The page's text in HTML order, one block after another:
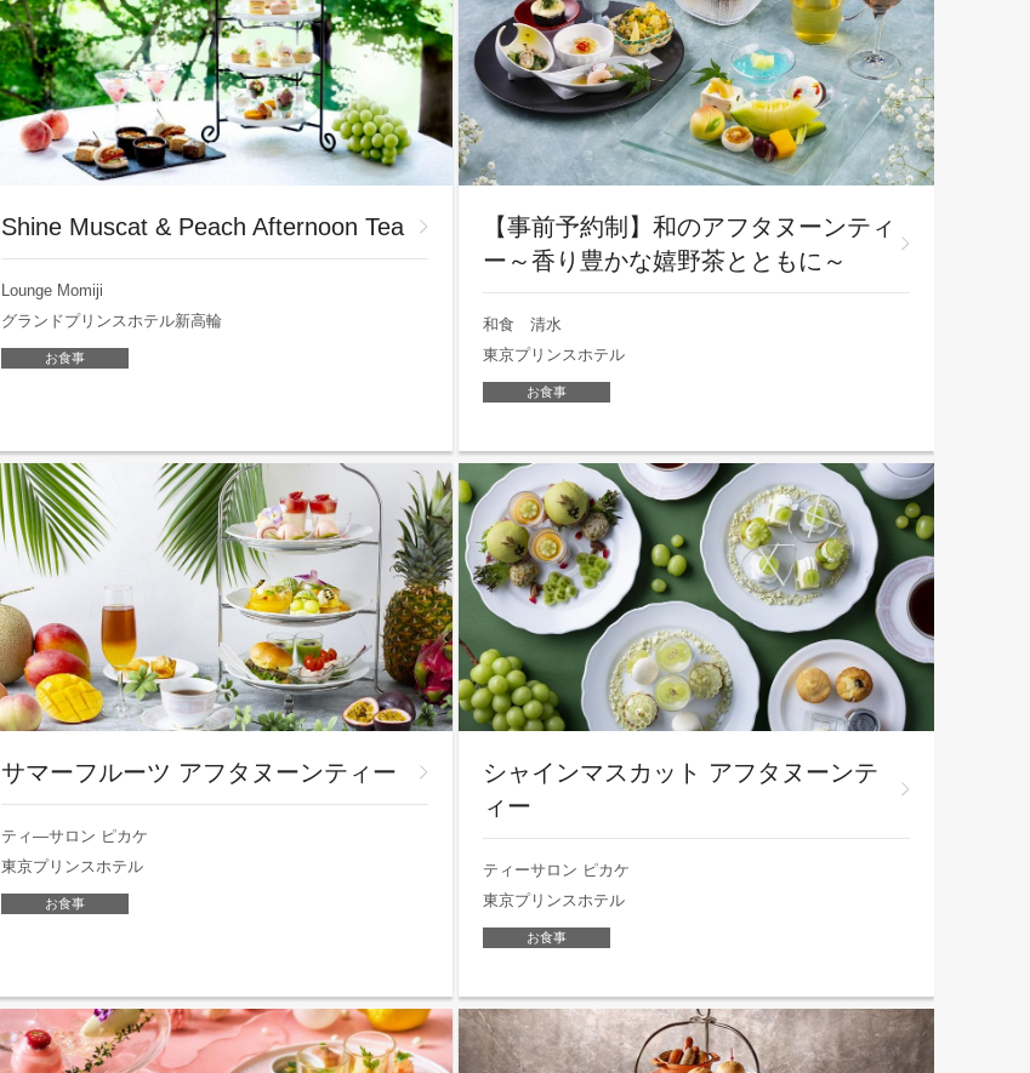
Shine Muscat & Peach Afternoon Tea
Lounge Momiji
グランドプリンスホテル新高輪
お食事
【事前予約制】和のアフタヌーンティ
ー～香り豊かな嬉野茶とともに～
和食 清水
東京プリンスホテル
お食事
サマーフルーツ アフタヌーンティー
ティ―サロン ピカケ
東京プリンスホテル
お食事
シャインマスカット アフタヌーンテ
ィー
ティーサロン ピカケ
東京プリンスホテル
お食事